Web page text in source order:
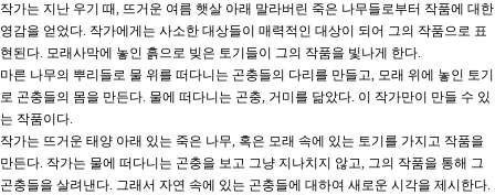
작가는 지난 우기 때, 뜨거운 여름 햇살 아래 말라버린 죽은 나무들로부터 작품에 대한
영감을 얻었다. 작가에게는 사소한 대상들이 매력적인 대상이 되어 그의 작품으로 표
현된다. 모래사막에 놓인 흙으로 빚은 토기들이 그의 작품을 빛나게 한다.
마른 나무의 뿌리들로 물 위를 떠다니는 곤충들의 다리를 만들고, 모래 위에 놓인 토기
로 곤충들의 몸을 만든다. 물에 떠다니는 곤충, 거미를 닮았다. 이 작가만이 만들 수 있
는 작품이다.
작가는 뜨거운 태양 아래 있는 죽은 나무, 혹은 모래 속에 있는 토기를 가지고 작품을
만든다. 작가는 물에 떠다니는 곤충을 보고 그냥 지나치지 않고, 그의 작품을 통해 그
곤충들을 살려낸다. 그래서 자연 속에 있는 곤충들에 대하여 새로운 시각을 제시한다.